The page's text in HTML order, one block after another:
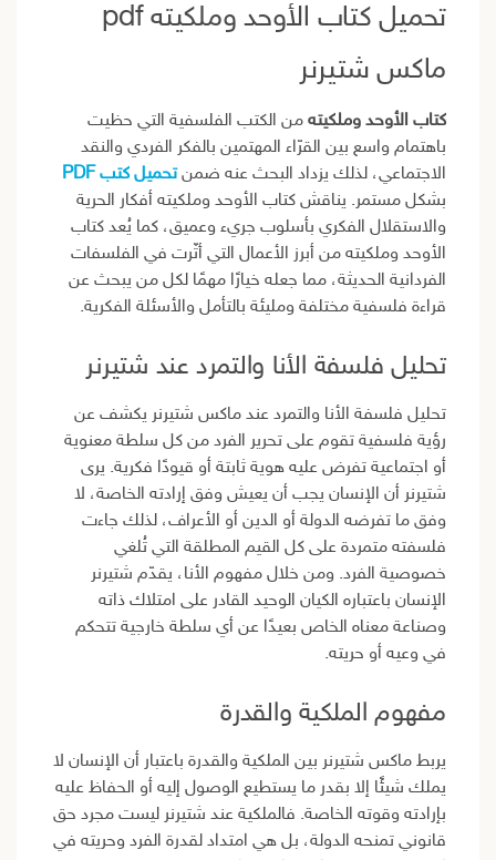
تحميل كتاب الأوحد وملكيته pdf
ماكس شتيرنر
كتاب الأوحد وملكيته من الكتب الفلسفية التي حظيت
باهتمام واسع بين القرّاء المهتمين بالفكر الفردي والنقد
الاجتماعي، لذلك يزداد البحث عنه ضمنتحميل كتب PDF
بشكل مستمر. يناقش كتاب الأوحد وملكيته أفكار الحرية
والاستقلال الفكري بأسلوب جريء وعميق، كما يُعد كتاب
الأوحد وملكيته من أبرز الأعمال التي أثّرت في الفلسفات
الفردانية الحديثة، مما جعله خيارًا مهمًا لكل من يبحث عن
قراءة فلسفية مختلفة ومليئة بالتأمل والأسئلة الفكرية.
تحليل فلسفة الأنا والتمرد عند شتيرنر
تحليل فلسفة الأنا والتمرد عند ماكس شتيرنر يكشف عن
رؤية فلسفية تقوم على تحرير الفرد من كل سلطة معنوية
أو اجتماعية تفرض عليه هوية ثابتة أو قيودًا فكرية. يرى
شتيرنر أن الإنسان يجب أن يعيش وفق إرادته الخاصة، لا
وفق ما تفرضه الدولة أو الدين أو الأعراف، لذلك جاءت
فلسفته متمردة على كل القيم المطلقة التي تُلغي
خصوصية الفرد. ومن خلال مفهوم الأنا، يقدّم شتيرنر
الإنسان باعتباره الكيان الوحيد القادر على امتلاك ذاته
وصناعة معناه الخاص بعيدًا عن أي سلطة خارجية تتحكم
في وعيه أو حريته.
مفهوم الملكية والقدرة
يربط ماكس شتيرنر بين الملكية والقدرة باعتبار أن الإنسان لا
يملك شيئًا إلا بقدر ما يستطيع الوصول إليه أو الحفاظ عليه
بإرادته وقوته الخاصة. فالملكية عند شتيرنر ليست مجرد حق
قانوني تمنحه الدولة، بل هي امتداد لقدرة الفرد وحريته في